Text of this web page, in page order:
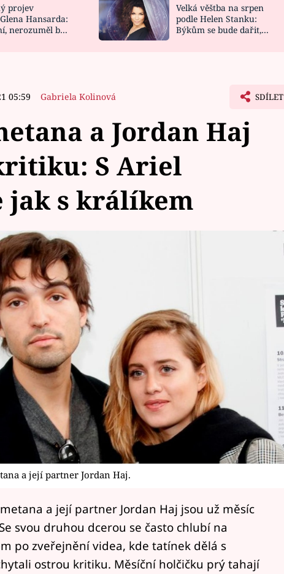
NOVINKY
VIDEORECEPTY
projev
Hansarda:
nerozuměl by
Velká věštba na srpen
podle Helen Stanku:
Býkům se bude dařit,
05:59 Gabriela Kolinová SDÍLET
a Jordan Haj
S Ariel
jak s králíkem
a její partner Jordan Haj.
a její partner Jordan Haj jsou už měsíc
svou druhou dcerou se často chlubí na
po zveřejnění videa, kde tatínek dělá s
ostrou kritiku. Měsíční holčičku prý tahají